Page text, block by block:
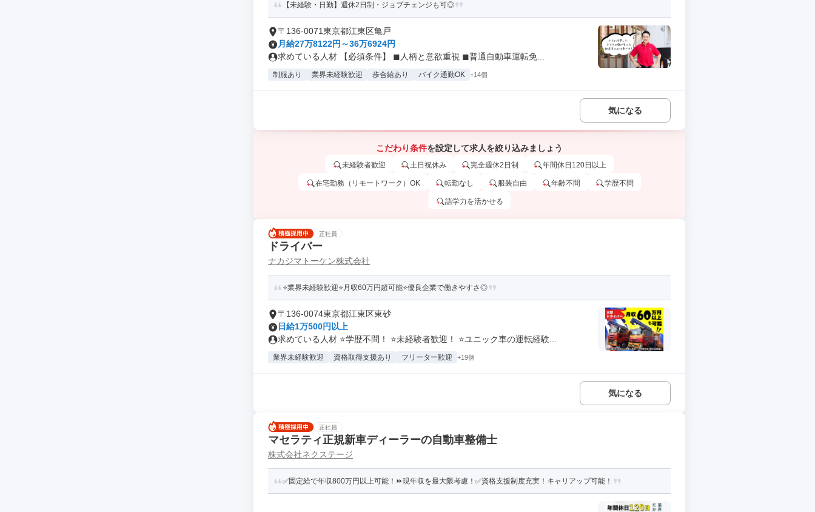
【未経験・日勤】週休2日制・ジョブチェンジも可◎
〒136-0071東京都江東区亀戸
月給27万8122円～36万6924円
求めている人材 【必須条件】 ◼︎人柄と意欲重視 ◼︎普通自動車運転免...
制服あり 業界未経験歓迎 歩合給あり バイク通勤OK +14個
気になる
こだわり条件を設定して求人を絞り込みましょう
未経験者歓迎 土日祝休み 完全週休2日制 年間休日120日以上
在宅勤務（リモートワーク）OK 転勤なし 服装自由 年齢不問 学歴不問
語学力を活かせる
正社員
ドライバー
ナカジマトーケン株式会社
⭐業界未経験歓迎⭐月収60万円超可能⭐優良企業で働きやすさ◎
〒136-0074東京都江東区東砂
日給1万500円以上
求めている人材 ⭐学歴不問！ ⭐未経験者歓迎！ ⭐ユニック車の運転経験...
業界未経験歓迎 資格取得支援あり フリーター歓迎 +19個
気になる
正社員
マセラティ正規新車ディーラーの自動車整備士
株式会社ネクステージ
✅固定給で年収800万円以上可能！⏩️現年収を最大限考慮！✅資格支援制度充実！キャリアップ可能！